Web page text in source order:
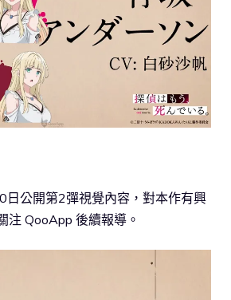
日公開第2彈視覺內容，對本作有興
注 QooApp 後續報導。